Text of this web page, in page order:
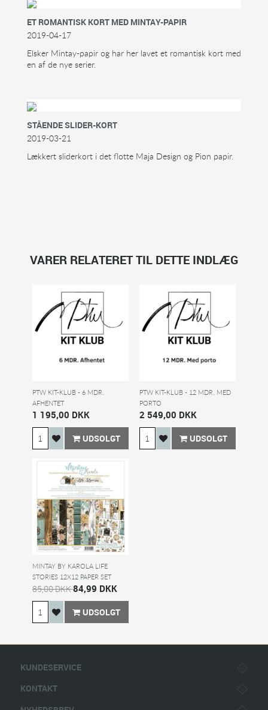
ET ROMANTISK KORT MED MINTAY-PAPIR
2019-04-17
Elsker Mintay-papir og har her lavet et romantisk kort med
en af de nye serier.
STÅENDE SLIDER-KORT
2019-03-21
Lækkert sliderkort i det flotte Maja Design og Pion papir.
VARER RELATERET TIL DETTE INDLÆG
PTW KIT-KLUB - 6 MDR.
AFHENTET
1 195,00 DKK
UDSOLGT
PTW KIT-KLUB - 12 MDR. MED
PORTO
2 549,00 DKK
UDSOLGT
MINTAY BY KAROLA LIFE
STORIES 12X12 PAPER SET
85,00 DKK84,99 DKK
UDSOLGT
KUNDESERVICE
KONTAKT